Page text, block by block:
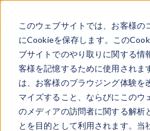
このウェブサイトでは、お客様の
にCookieを保存します。この
ブサイトでのやり取りに関する情
客様を記憶するために使用されま
は、お客様のブラウジング体験を
マイズすること、ならびにこのウ
のメディアの訪問者に関する解析
とを目的として利用されます。当
ログイ
COMSOL
Validation Models